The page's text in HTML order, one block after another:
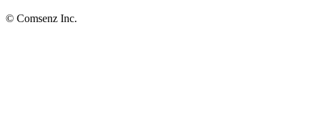
© Comsenz Inc.